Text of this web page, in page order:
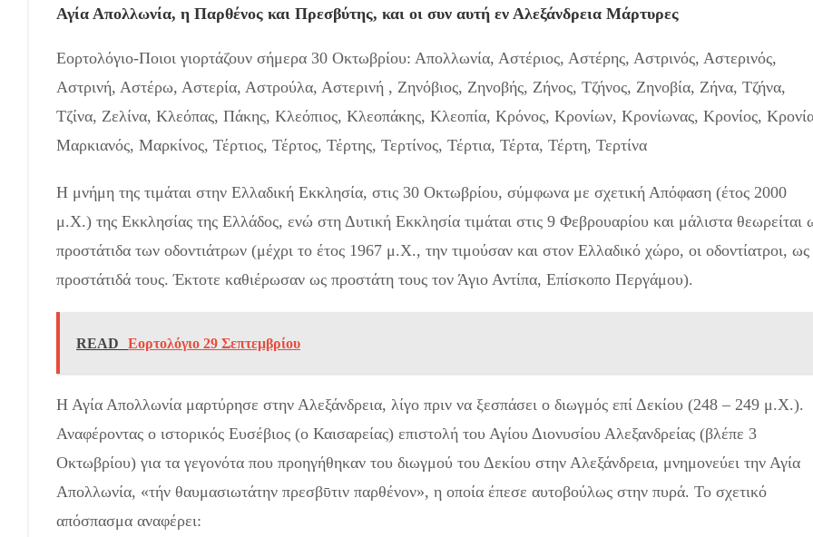
Αγία Απολλωνία, η Παρθένος και Πρεσβύτης, και οι συν αυτή εν Αλεξάνδρεια Μάρτυρες
Eορτολόγιο-Ποιοι γιορτάζουν σήμερα 30 Οκτωβρίου: Απολλωνία, Αστέριος, Αστέρης, Αστρινός, Αστερινός,
Αστρινή, Αστέρω, Αστερία, Αστρούλα, Αστερινή , Ζηνόβιος, Ζηνοβής, Ζήνος, Τζήνος, Ζηνοβία, Ζήνα, Τζήνα,
Τζίνα, Ζελίνα, Κλεόπας, Πάκης, Κλεόπιος, Κλεοπάκης, Κλεοπία, Κρόνος, Κρονίων, Κρονίωνας, Κρονίος,
Μαρκιανός, Μαρκίνος, Τέρτιος, Τέρτος, Τέρτης, Τερτίνος, Τέρτια, Τέρτα, Τέρτη, Τερτίνα
Η μνήμη της τιμάται στην Ελλαδική Εκκλησία, στις 30 Οκτωβρίου, σύμφωνα με σχετική Απόφαση (έτος 2000
μ.Χ.) της Εκκλησίας της Ελλάδος, ενώ στη Δυτική Εκκλησία τιμάται στις 9 Φεβρουαρίου και μάλιστα θεωρείται
προστάτιδα των οδοντιάτρων (μέχρι το έτος 1967 μ.Χ., την τιμούσαν και στον Ελλαδικό χώρο, οι οδοντίατροι, ως
προστάτιδά τους. Έκτοτε καθιέρωσαν ως προστάτη τους τον Άγιο Αντίπα, Επίσκοπο Περγάμου).
READ Εορτολόγιο 29 Σεπτεμβρίου
Η Αγία Απολλωνία μαρτύρησε στην Αλεξάνδρεια, λίγο πριν να ξεσπάσει ο διωγμός επί Δεκίου (248 – 249 μ.Χ.).
Αναφέροντας ο ιστορικός Ευσέβιος (ο Καισαρείας) επιστολή του Αγίου Διονυσίου Αλεξανδρείας (βλέπε 3
Οκτωβρίου) για τα γεγονότα που προηγήθηκαν του διωγμού του Δεκίου στην Αλεξάνδρεια, μνημονεύει την Αγία
Απολλωνία, «τήν θαυμασιωτάτην πρεσβῡτιν παρθένον», η οποία έπεσε αυτοβούλως στην πυρά. Το σχετικό
απόσπασμα αναφέρει: